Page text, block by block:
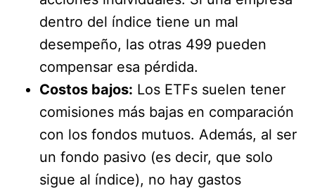
dentro del índice tiene un mal
desempeño, las otras 499 pueden
compensar esa pérdida.
Costos bajos: Los ETFs suelen tener
comisiones más bajas en comparación
con los fondos mutuos. Además, al ser
un fondo pasivo (es decir, que solo
sigue al índice), no hay gastos